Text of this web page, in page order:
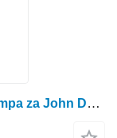
John Deere RE563717 hidraulična pumpa za John Deere traktora točkaša